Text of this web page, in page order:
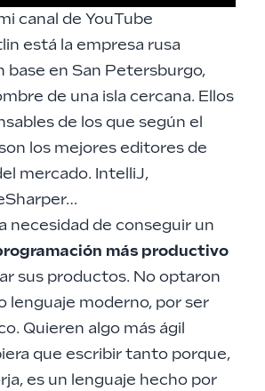
canal de YouTube
está la empresa rusa
base en San Petersburgo,
de una isla cercana. Ellos
de los que según el
los mejores editores de
mercado. IntelliJ,
necesidad de conseguir un
más productivo
sus productos. No optaron
lenguaje moderno, por ser
Quieren algo más ágil
que escribir tanto porque,
es un lenguaje hecho por